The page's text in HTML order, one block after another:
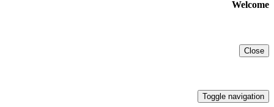
Welcome
Close
Toggle navigation